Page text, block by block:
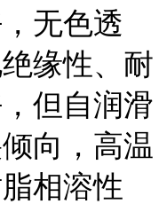
无色透
缘性、耐
但自润滑
向，高温
相溶性